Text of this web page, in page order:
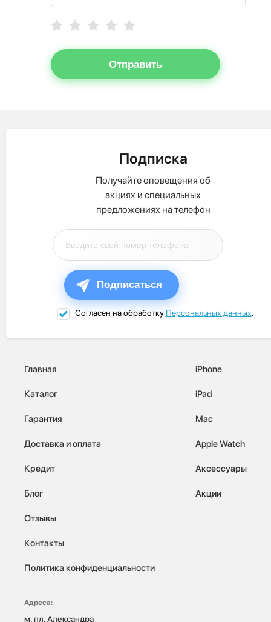
Отправить
Подписка
Получайте оповещения об
акциях и специальных
предложениях на телефон
Подписаться
Согласен на обработку Персональных данных.
Главная
Каталог
Гарантия
Доставка и оплата
Кредит
Блог
Отзывы
Контакты
Политика конфиденциальности
iPhone
iPad
Mac
Apple Watch
Аксессуары
Акции
Адреса:
м. пл. Александра